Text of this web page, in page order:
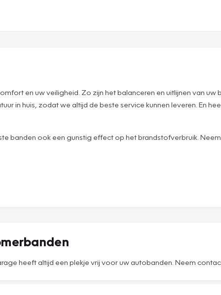
en uw veiligheid. Zo zijn het balanceren en uitlijnen van
in huis, zodat we altijd de beste service kunnen leveren. En
banden ook een gunstig effect op het brandstofverbruik.
heeft altijd een plekje vrij voor uw autobanden. Neem